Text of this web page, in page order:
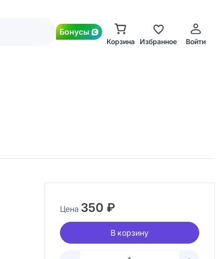
Бонусы
Корзина Избранное Войти
Цена 350 ₽
В корзину